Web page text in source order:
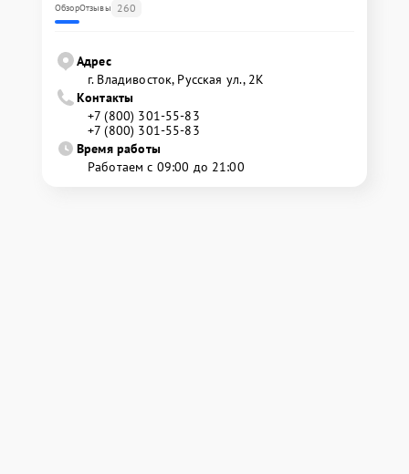
ОбзорОтзывы 260
Адрес
г. Владивосток, Русская ул., 2К
Контакты
+7 (800) 301-55-83
+7 (800) 301-55-83
Время работы
Работаем с 09:00 до 21:00